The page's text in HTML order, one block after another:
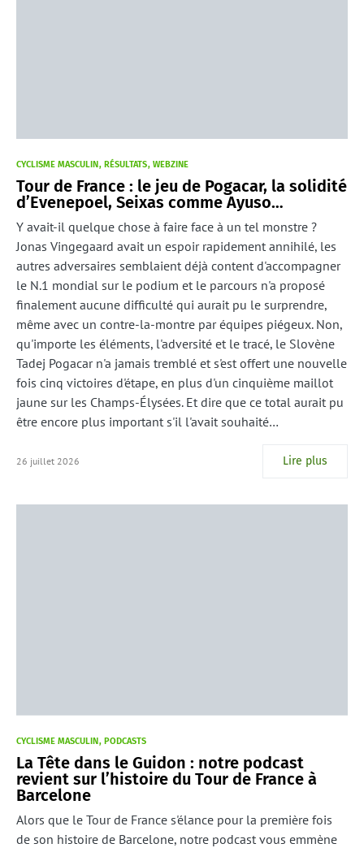
CYCLISME MASCULIN RÉSULTATS WEBZINE
Tour de France : le jeu de Pogacar, la solidité
d’Evenepoel, Seixas comme Ayuso…
Y avait-il quelque chose à faire face à un tel monstre ?
Jonas Vingegaard avait un espoir rapidement annihilé, les
autres adversaires semblaient déjà content d'accompagner
le N.1 mondial sur le podium et le parcours n'a proposé
finalement aucune difficulté qui aurait pu le surprendre,
même avec un contre-la-montre par équipes piégeux. Non,
qu'importe les éléments, l'adversité et le tracé, le Slovène
Tadej Pogacar n'a jamais tremblé et s'est offert une nouvelle
fois cinq victoires d'étape, en plus d'un cinquième maillot
jaune sur les Champs-Élysées. Et dire que ce total aurait pu
être encore plus important s'il l'avait souhaité…
26 juillet 2026 Lire plus
CYCLISME MASCULIN PODCASTS
La Tête dans le Guidon : notre podcast
revient sur l’histoire du Tour de France à
Barcelone
Alors que le Tour de France s'élance pour la première fois
de son histoire de Barcelone, notre podcast vous emmène